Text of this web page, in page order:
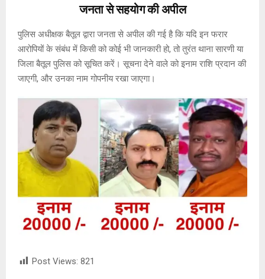
जनता से सहयोग की अपील
पुलिस अधीक्षक बैतूल द्वारा जनता से अपील की गई है कि यदि इन फरार
आरोपियों के संबंध में किसी को कोई भी जानकारी हो, तो तुरंत थाना सारणी या
जिला बैतूल पुलिस को सूचित करें। सूचना देने वाले को इनाम राशि प्रदान की
जाएगी, और उनका नाम गोपनीय रखा जाएगा।
Post Views: 821